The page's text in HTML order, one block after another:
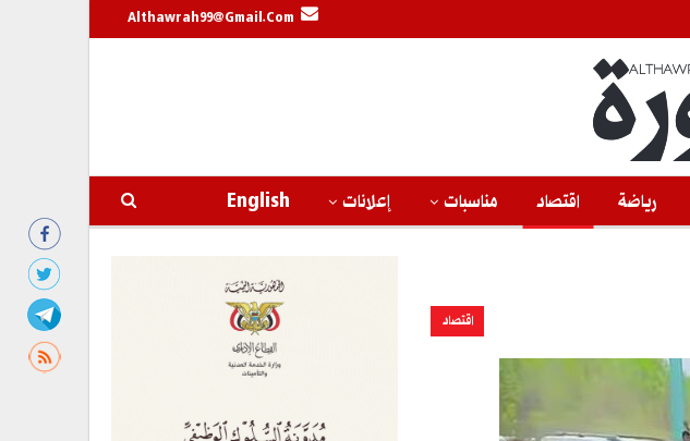
Althawrah99@gmail.com
رياضة اقتصاد مناسبات إعلانات English
اقتصاد